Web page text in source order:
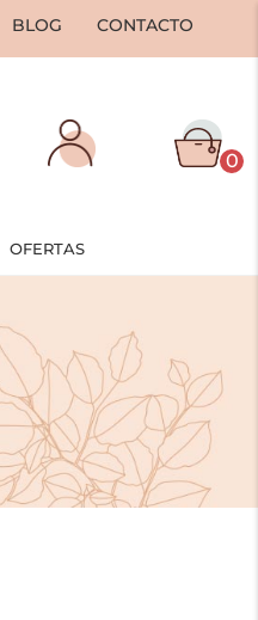
BLOG CONTACTO
0
OFERTAS